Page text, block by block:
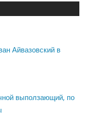
Айвазовский в
выползающий, по